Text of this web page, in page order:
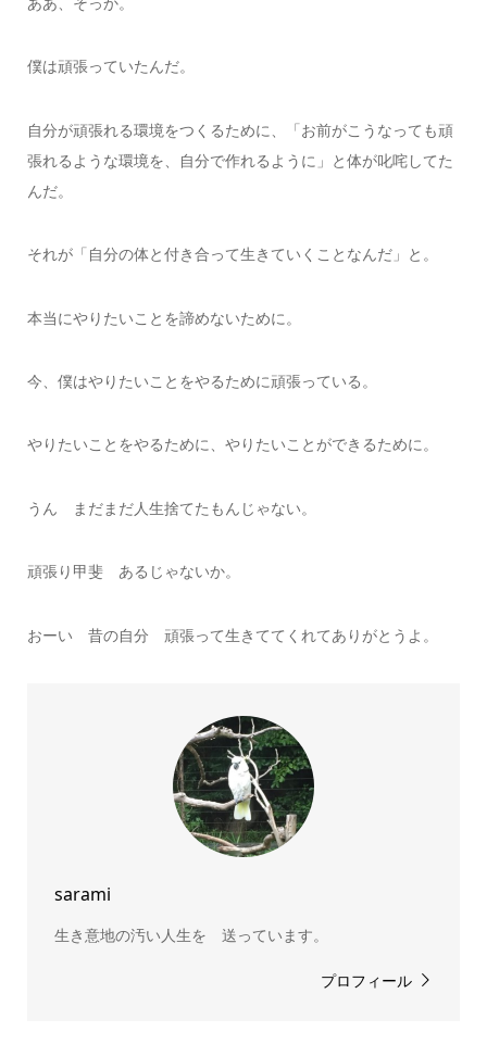
僕は頑張っていたんだ。
自分が頑張れる環境をつくるために、「お前がこうなっても頑
張れるような環境を、自分で作れるように」と体が叱咤してた
んだ。
それが「自分の体と付き合って生きていくことなんだ」と。
本当にやりたいことを諦めないために。
今、僕はやりたいことをやるために頑張っている。
やりたいことをやるために、やりたいことができるために。
うん まだまだ人生捨てたもんじゃない。
頑張り甲斐 あるじゃないか。
おーい 昔の自分 頑張って生きててくれてありがとうよ。
sarami
生き意地の汚い人生を 送っています。
プロフィール